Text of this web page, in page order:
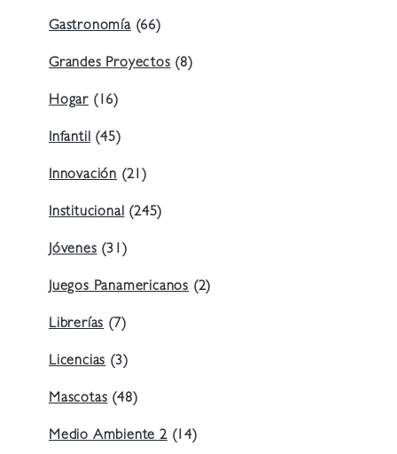
Gastronomía(66)
Grandes Proyectos(8)
Hogar (16)
Infantil(45)
Innovación (21)
Institucional(245)
Jóvenes(31)
Juegos Panamericanos (2)
Librerías(7)
Licencias(3)
Mascotas(48)
Medio Ambiente 2(14)